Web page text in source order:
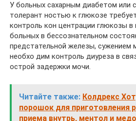
У больных сахарным диабетом или
толерант­ ностью к глюкозе
контроль кон­ центрации глюкозы в
больных в бессознательном
предстательной железы, сужением
необхо­ дим контроль диуреза в
острой за­держки мочи.
Читайте также: Колдрекс
порошок для приготовления
приема внутрь, ментол и